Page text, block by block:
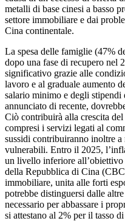
metalli di base cinesi a basso
settore immobiliare e dai
Cina continentale.
La spesa delle famiglie (47%
dopo una fase di recupero nel
significativo grazie alle
lavoro e al graduale aumento
salario minimo e degli
annunciato di recente,
Ciò contribuirà alla crescita
compresi i servizi legati al
sussidi contribuiranno inoltre
vulnerabili. Entro il 2025,
un livello inferiore
della Repubblica di Cina
immobiliare, unita alle forti
potrebbe distinguersi dalle
necessario per abbassare i
si attestano al 2% per il tasso